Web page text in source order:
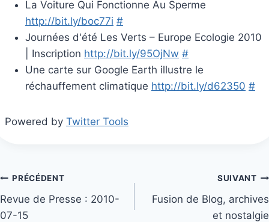
La Voiture Qui Fonctionne Au Sperme
http://bit.ly/boc77i #
Journées d'été Les Verts – Europe Ecologie 2010
| Inscription http://bit.ly/95OjNw #
Une carte sur Google Earth illustre le
réchauffement climatique http://bit.ly/d62350 #
Powered by Twitter Tools
Navigation
de
PRÉCÉDENT
Revue de Presse : 2010-
07-15
SUIVANT
Fusion de Blog, archives
et nostalgie